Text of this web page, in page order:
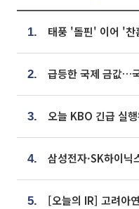
1.
2. 급등한 국제 금값…
3. 오늘 KBO 긴급 실
4. 삼성전자·SK하이
5. [오늘의 IR] 고려아